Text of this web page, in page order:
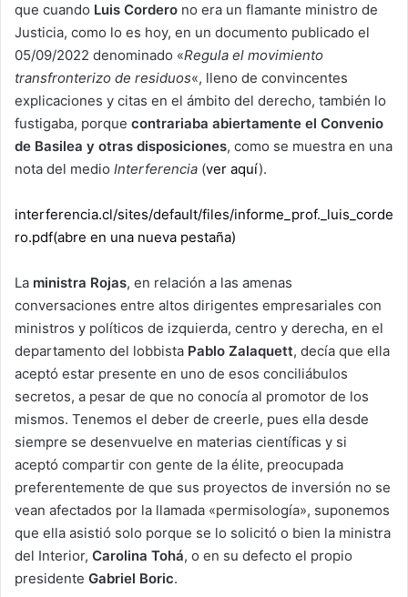
que cuando Luis Cordero no era un flamante ministro de
Justicia, como lo es hoy, en un documento publicado el
05/09/2022 denominado «Regula el movimiento
transfronterizo de residuos«, lleno de convincentes
explicaciones y citas en el ámbito del derecho, también lo
fustigaba, porque contrariaba abiertamente el Convenio
de Basilea y otras disposiciones, como se muestra en una
nota del medio Interferencia (ver aquí).
interferencia.cl/sites/default/files/informe_prof._luis_corde
ro.pdf(abre en una nueva pestaña)
La ministra Rojas, en relación a las amenas
conversaciones entre altos dirigentes empresariales con
ministros y políticos de izquierda, centro y derecha, en el
departamento del lobbista Pablo Zalaquett, decía que ella
aceptó estar presente en uno de esos conciliábulos
secretos, a pesar de que no conocía al promotor de los
mismos. Tenemos el deber de creerle, pues ella desde
siempre se desenvuelve en materias científicas y si
aceptó compartir con gente de la élite, preocupada
preferentemente de que sus proyectos de inversión no se
vean afectados por la llamada «permisología», suponemos
que ella asistió solo porque se lo solicitó o bien la ministra
del Interior, Carolina Tohá, o en su defecto el propio
presidente Gabriel Boric.